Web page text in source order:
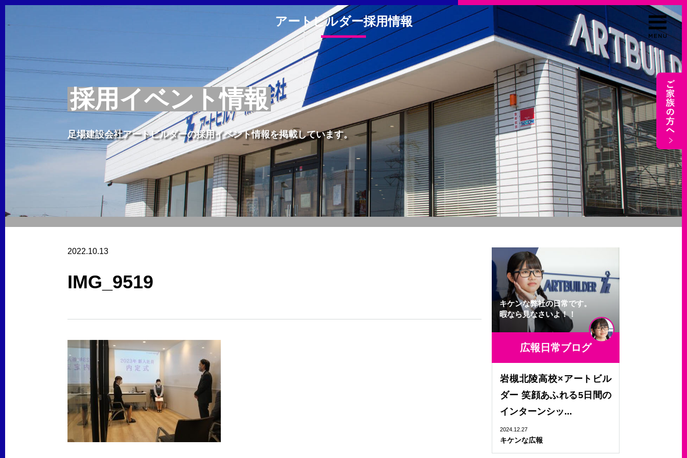
アートビルダー採用情報
採用イベント情報
足場建設会社アートビルダーの採用イベント情報を掲載しています。
2022.10.13
IMG_9519
キケンな弊社の日常です。
暇なら見なさいよ！！
広報日常ブログ
岩槻北陵高校×アートビル
ダー 笑顔あふれる5日間の
インターンシッ...
2024.12.27
キケンな広報